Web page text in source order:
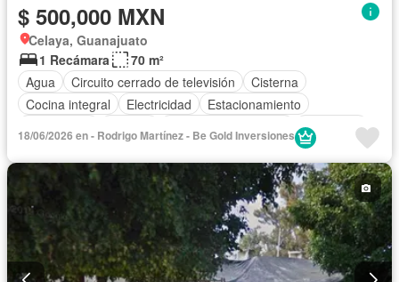
$ 500,000 MXN
Celaya, Guanajuato
1 Recámara
70 m²
Agua
Circuito cerrado de televisión
Cisterna
Cocina integral
Electricidad
Estacionamiento
Seguridad
18/06/2026 en - Rodrigo Martínez - Be Gold Inversiones